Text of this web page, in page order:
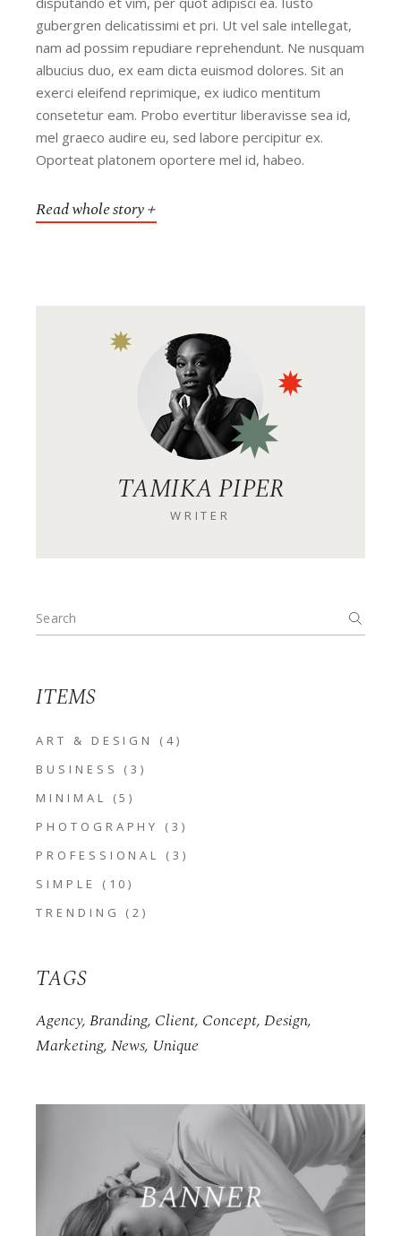
gubergren delicatissimi et pri. Ut vel sale intellegat,
nam ad possim repudiare reprehendunt. Ne nusquam
albucius duo, ex eam dicta euismod dolores. Sit an
exerci eleifend reprimique, ex iudico mentitum
consetetur eam. Probo evertitur liberavisse sea id,
mel graeco audire eu, sed labore percipitur ex.
Oporteat platonem oportere mel id, habeo.
Read whole story
TAMIKA PIPER
WRITER
for:
ITEMS
ART & DESIGN
(4)
BUSINESS
(3)
MINIMAL
(5)
PHOTOGRAPHY
(3)
PROFESSIONAL
(3)
SIMPLE
(10)
TRENDING
(2)
TAGS
Agency Branding Client Concept Design
Marketing News Unique